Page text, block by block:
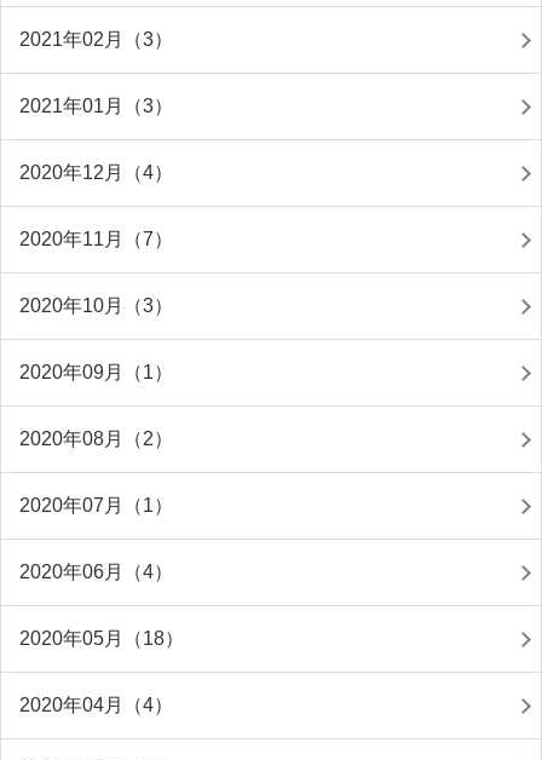
2021年02月（3）
2021年01月（3）
2020年12月（4）
2020年11月（7）
2020年10月（3）
2020年09月（1）
2020年08月（2）
2020年07月（1）
2020年06月（4）
2020年05月（18）
2020年04月（4）